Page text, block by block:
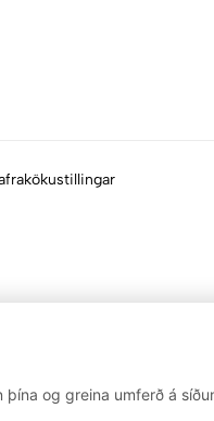
og greina umferð á